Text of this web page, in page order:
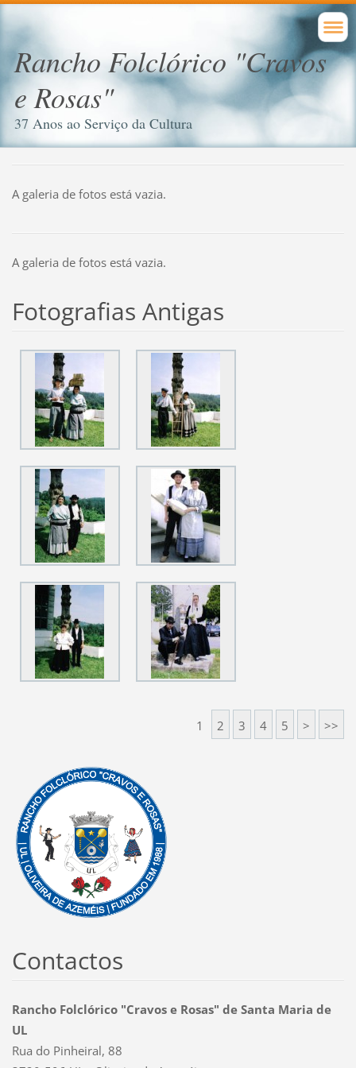
Rancho Folclórico "Cravos
e Rosas"
37 Anos ao Serviço da Cultura
A galeria de fotos está vazia.
A galeria de fotos está vazia.
Fotografias Antigas
1 2 3 4 5 > >>
Contactos
Rancho Folclórico "Cravos e Rosas" de Santa Maria de
UL
Rua do Pinheiral, 88